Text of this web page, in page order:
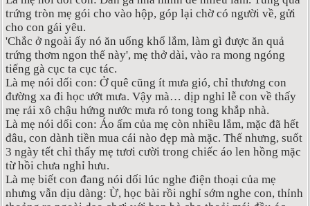
trứng tròn mẹ gói cho vào hộp, góp lại chờ có người về, gửi
cho con gái yêu.
'Chắc ở ngoài ấy nó ăn uống khổ lắm, làm gì được ăn quả
trứng thơm ngon thế này', mẹ thở dài, vào ra mong ngóng
tiếng gà cục ta cục tác.
Là mẹ nói dối con: Ở quê cũng ít mưa gió, chỉ thương con
đường xa đi học ướt mưa. Vậy mà… dịp nghỉ lễ con về thấy
mẹ rải xô chậu hứng nước mưa rỏ tong tong khắp nhà.
Là mẹ nói dối con: Áo ấm của mẹ còn nhiều lắm, mặc đã hết
đâu, con dành tiền mua cái nào đẹp mà mặc. Thế nhưng, suốt
3 ngày tết chỉ thấy mẹ tươi cười trong chiếc áo len hồng mặc
từ hồi chưa nghỉ hưu.
Là mẹ biết con đang nói dối lúc nghe điện thoại của mẹ
nhưng vẫn dịu dàng: Ừ, học bài rồi nghỉ sớm nghe con, thỉnh